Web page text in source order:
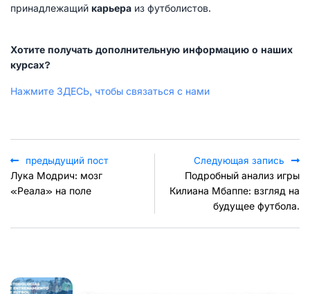
принадлежащий карьера из футболистов.
Хотите получать дополнительную информацию о наших
курсах?
Нажмите ЗДЕСЬ, чтобы связаться с нами
предыдущий пост
Лука Модрич: мозг
«Реала» на поле
Следующая запись
Подробный анализ игры
Килиана Мбаппе: взгляд на
будущее футбола.